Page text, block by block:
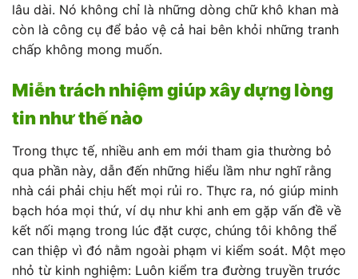
lâu dài. Nó không chỉ là những dòng chữ khô khan mà
còn là công cụ để bảo vệ cả hai bên khỏi những tranh
chấp không mong muốn.
Miễn trách nhiệm giúp xây dựng lòng
tin như thế nào
Trong thực tế, nhiều anh em mới tham gia thường bỏ
qua phần này, dẫn đến những hiểu lầm như nghĩ rằng
nhà cái phải chịu hết mọi rủi ro. Thực ra, nó giúp minh
bạch hóa mọi thứ, ví dụ như khi anh em gặp vấn đề về
kết nối mạng trong lúc đặt cược, chúng tôi không thể
can thiệp vì đó nằm ngoài phạm vi kiểm soát. Một mẹo
nhỏ từ kinh nghiệm: Luôn kiểm tra đường truyền trước